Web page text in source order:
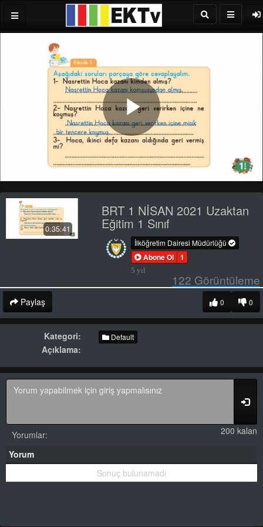
Play
Video
0:35:41
BRT 1 NİSAN 2021 Uzaktan
Eğitim 1 Sınıf
İlköğretim Dairesi Müdürlüğü
Abone Ol 1
5 yıl
122 Görüntüleme
Paylaş 0
0
Kategori: Default
Açıklama:
200 kalan
Yorumlar:
Yorum
Sonuç bulunamadı